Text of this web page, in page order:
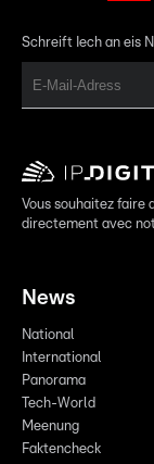
Schreift Iech an eis
Vous souhaitez faire
directement avec
News
National
International
Panorama
Tech-World
Meenung
Faktencheck